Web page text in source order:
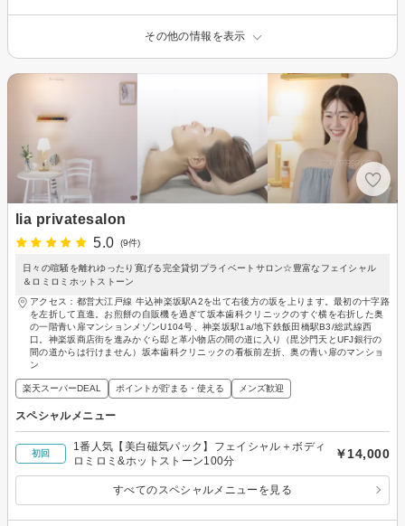
その他の情報を表示
lia privatesalon
5.0
(9件)
日々の喧騒を離れゆったり寛げる完全貸切プライベートサロン☆豊富なフェイシャル
＆ロミロミホットストーン
アクセス：都営大江戸線 牛込神楽坂駅A2を出て右後方の坂を上ります。最初の十字路
を左折して直進。お煎餅の自販機を過ぎて坂本歯科クリニックのすぐ横を右折した奥
の一階青い扉マンションメゾンU104号、神楽坂駅1a/地下鉄飯田橋駅B3/総武線西
口。神楽坂商店街を進みかぐら邸と革小物店の間の道に入り（毘沙門天とUFJ銀行の
間の道からは行けません）坂本歯科クリニックの看板前左折、奥の青い扉のマンショ
ン
楽天スーパーDEAL ポイントが貯まる・使える メンズ歓迎
スペシャルメニュー
初回
1番人気【美白磁気パック】フェイシャル＋ボディ
ロミロミ&ホットストーン100分
￥14,000
すべてのスペシャルメニューを見る